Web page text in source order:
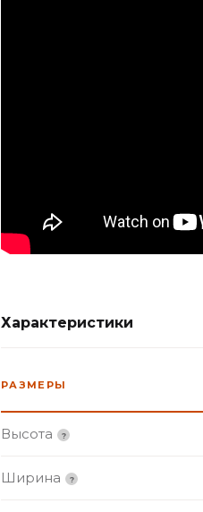
Характеристики
РАЗМЕРЫ
Высота
Ширина